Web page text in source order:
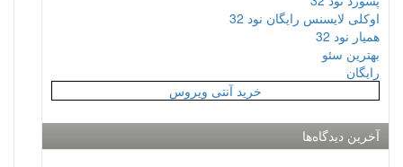
اوکلی لایسنس رایگان نود 32
همیار نود 32
بهترین سئو
رایگان
خرید آنتی ویروس
آخرین دیدگاه‌ها